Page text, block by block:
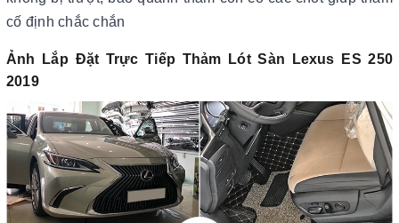
cố định chắc chắn
Ảnh Lắp Đặt Trực Tiếp Thảm Lót Sàn Lexus ES 250
2019